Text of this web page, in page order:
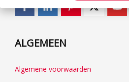
ALGEMEEN
Algemene voorwaarden